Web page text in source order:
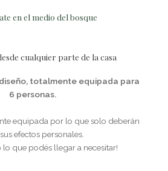
en el medio del bosque
cualquier parte de la casa
totalmente equipada para
6 personas.
equipada por lo que solo deberán
efectos personales.
lo que podés llegar a necesitar!